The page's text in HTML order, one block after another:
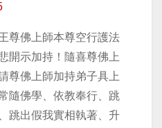
尊佛上師本尊空行護法
開示加持！隨喜尊佛上
尊佛上師加持弟子具上
隨佛學、依教奉行、跳
跳出假我實相執著、升